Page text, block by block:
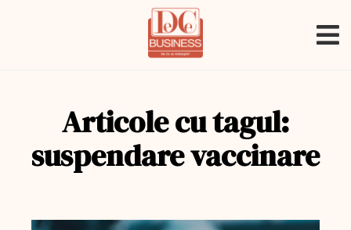
Articole cu tagul:
suspendare vaccinare